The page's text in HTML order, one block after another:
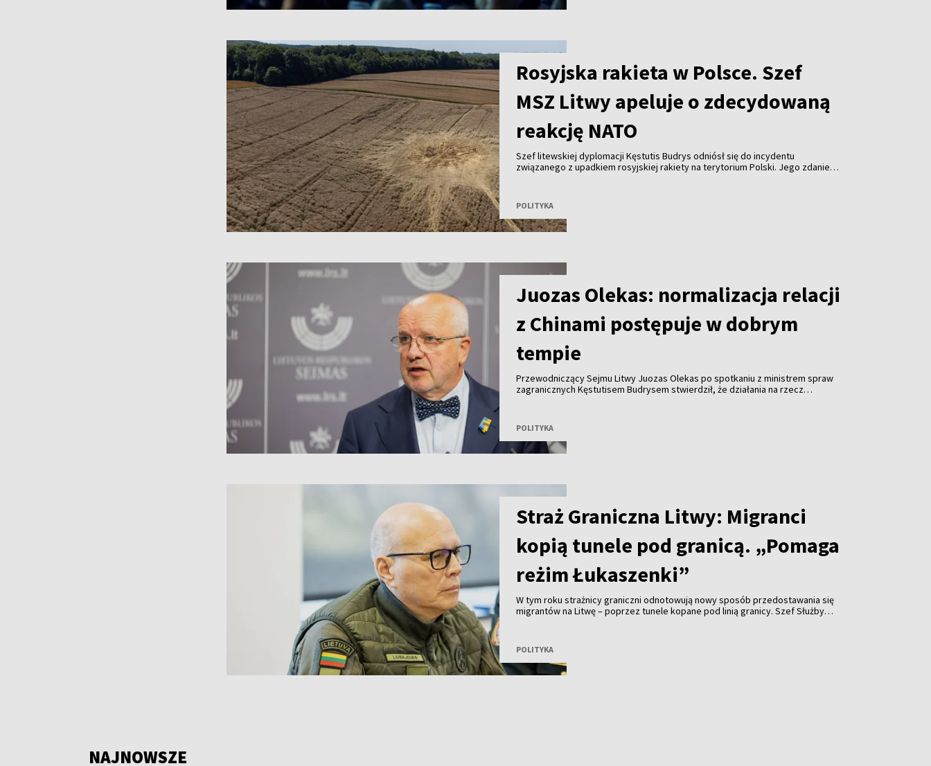
Rosyjska rakieta w Polsce. Szef
MSZ Litwy apeluje o zdecydowaną
reakcję NATO
Szef litewskiej dyplomacji Kęstutis Budrys odniósł się do incydentu
związanego z upadkiem rosyjskiej rakiety na terytorium Polski. Jego zdaniem
przyjąć bardziej stanowcze stanowisko wobec Rosji.
POLITYKA
Juozas Olekas: normalizacja relacji
z Chinami postępuje w dobrym
tempie
Przewodniczący Sejmu Litwy Juozas Olekas po spotkaniu z ministrem spraw
zagranicznych Kęstutisem Budrysem stwierdził, że działania na rzecz
POLITYKA
Straż Graniczna Litwy: Migranci
kopią tunele pod granicą. „Pomaga
reżim Łukaszenki”
W tym roku strażnicy graniczni odnotowują nowy sposób przedostawania się
migrantów na Litwę – poprzez tunele kopane pod linią granicy. Szef Służby
funkcjonariusze białoruskiego reżimu.
POLITYKA
NAJNOWSZE